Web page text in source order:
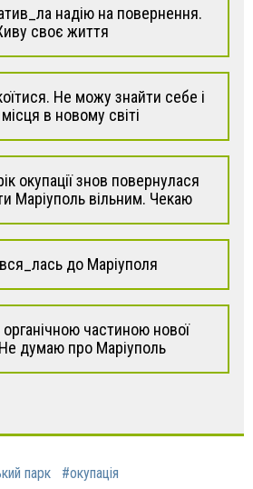
надію на повернення.
своє життя
Не можу знайти себе і
в новому світі
окупації знов повернулася
Маріуполь вільним. Чекаю
до Маріуполя
частиною нової
думаю про Маріуполь
парк #окупація